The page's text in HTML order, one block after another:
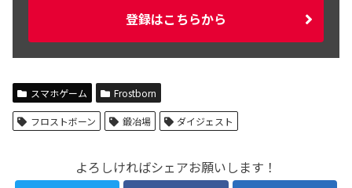
登録はこちらから
スマホゲーム Frostborn
フロストボーン 鍛冶場 ダイジェスト
よろしければシェアお願いします！